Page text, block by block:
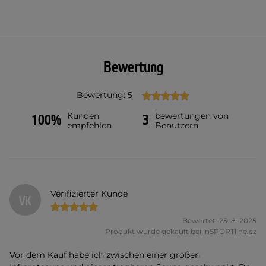
Bewertung
Bewertung: 5
100%
Kunden
empfehlen
3
bewertungen von
Benutzern
VK Verifizierter Kunde
Bewertet: 25. 8. 2025
Produkt wurde gekauft bei inSPORTline.cz
Vor dem Kauf habe ich zwischen einer großen